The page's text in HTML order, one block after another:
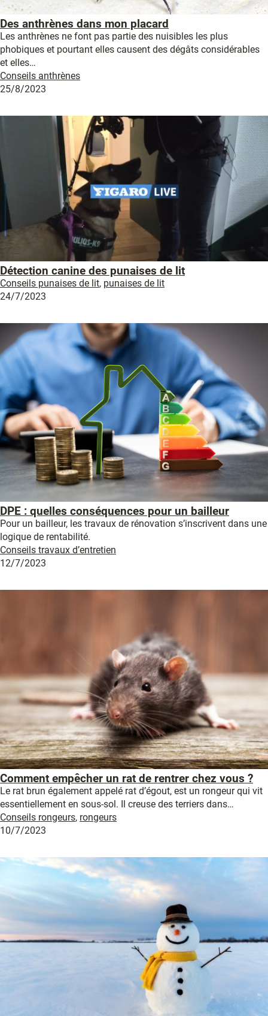
Des anthrènes dans mon placard
Les anthrènes ne font pas partie des nuisibles les plus
phobiques et pourtant elles causent des dégâts considérables
et elles…
Conseils anthrènes
25/8/2023
Détection canine des punaises de lit
Conseils punaises de lit, punaises de lit
24/7/2023
DPE : quelles conséquences pour un bailleur
Pour un bailleur, les travaux de rénovation s’inscrivent dans une
logique de rentabilité.
Conseils travaux d’entretien
12/7/2023
Comment empêcher un rat de rentrer chez vous ?
Le rat brun également appelé rat d’égout, est un rongeur qui vit
essentiellement en sous-sol. Il creuse des terriers dans…
Conseils rongeurs, rongeurs
10/7/2023